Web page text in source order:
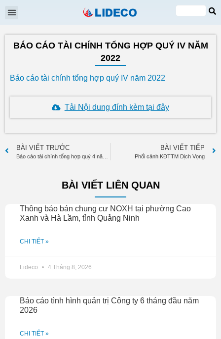
VI
EN
BÁO CÁO TÀI CHÍNH TỔNG HỢP QUÝ IV NĂM
2022
Báo cáo tài chính tổng hợp quý IV năm 2022
Tải Nội dung đính kèm tại đây
BÀI VIẾT TRƯỚC BÀI VIẾT TIẾP
Phối cảnh KĐTTM Dịch Vọng
BÀI VIẾT LIÊN QUAN
Thông báo bán chung cư NOXH tại phường Cao
Xanh và Hà Lầm, tỉnh Quảng Ninh
CHI TIẾT »
Lideco 4 Tháng 8, 2026
Báo cáo tình hình quản trị Công ty 6 tháng đầu năm
2026
CHI TIẾT »